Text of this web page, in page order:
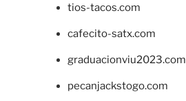
tios-tacos.com
cafecito-satx.com
graduacionviu2023.com
pecanjackstogo.com